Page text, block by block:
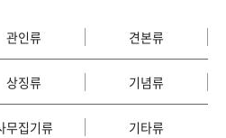
연구 역사
연구자들
관인류 견본류
상징류 기념류
무집기류 기타류